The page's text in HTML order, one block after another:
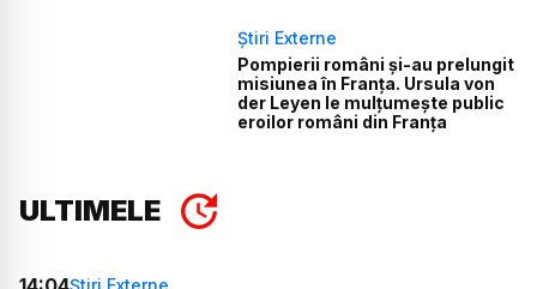
Știri Externe
Pompierii români și-au prelungit
misiunea în Franța. Ursula von
der Leyen le mulțumește public
eroilor români din Franța
ULTIMELE
Știri Externe